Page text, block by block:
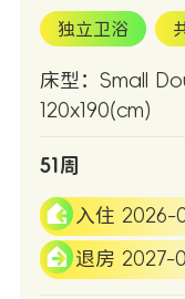
独立卫浴
床型：Small
120x190(cm)
51周
入住 2026-
退房 2027-